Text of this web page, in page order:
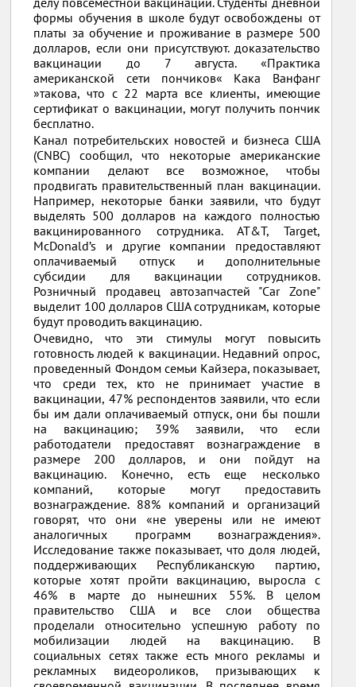
формы обучения в школе будут освобождены от
платы за обучение и проживание в размере 500
долларов, если они присутствуют. доказательство
вакцинации до 7 августа. «Практика
американской сети пончиков« Кака Ванфанг
»такова, что с 22 марта все клиенты, имеющие
сертификат о вакцинации, могут получить пончик
бесплатно.
Канал потребительских новостей и бизнеса США
(CNBC) сообщил, что некоторые американские
компании делают все возможное, чтобы
продвигать правительственный план вакцинации.
Например, некоторые банки заявили, что будут
выделять 500 долларов на каждого полностью
вакцинированного сотрудника. AT&T, Target,
McDonald’s и другие компании предоставляют
оплачиваемый отпуск и дополнительные
субсидии для вакцинации сотрудников.
Розничный продавец автозапчастей "Car Zone"
выделит 100 долларов США сотрудникам, которые
будут проводить вакцинацию.
Очевидно, что эти стимулы могут повысить
готовность людей к вакцинации. Недавний опрос,
проведенный Фондом семьи Кайзера, показывает,
что среди тех, кто не принимает участие в
вакцинации, 47% респондентов заявили, что если
бы им дали оплачиваемый отпуск, они бы пошли
на вакцинацию; 39% заявили, что если
работодатели предоставят вознаграждение в
размере 200 долларов, и они пойдут на
вакцинацию. Конечно, есть еще несколько
компаний, которые могут предоставить
вознаграждение. 88% компаний и организаций
говорят, что они «не уверены или не имеют
аналогичных программ вознаграждения».
Исследование также показывает, что доля людей,
поддерживающих Республиканскую партию,
которые хотят пройти вакцинацию, выросла с
46% в марте до нынешних 55%. В целом
правительство США и все слои общества
проделали относительно успешную работу по
мобилизации людей на вакцинацию. В
социальных сетях также есть много рекламы и
рекламных видеороликов, призывающих к